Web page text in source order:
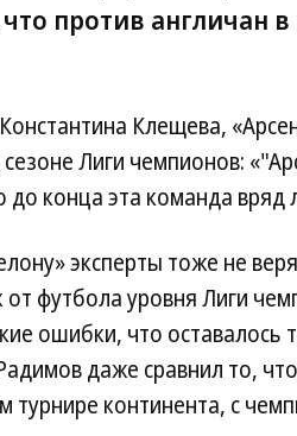
против англичан
Клещева,
Лиги чемпионов:
до конца эта команда вряд
эксперты тоже не
футбола уровня Лиги
ошибки, что оставалось
даже сравнил то,
турнире континента, с